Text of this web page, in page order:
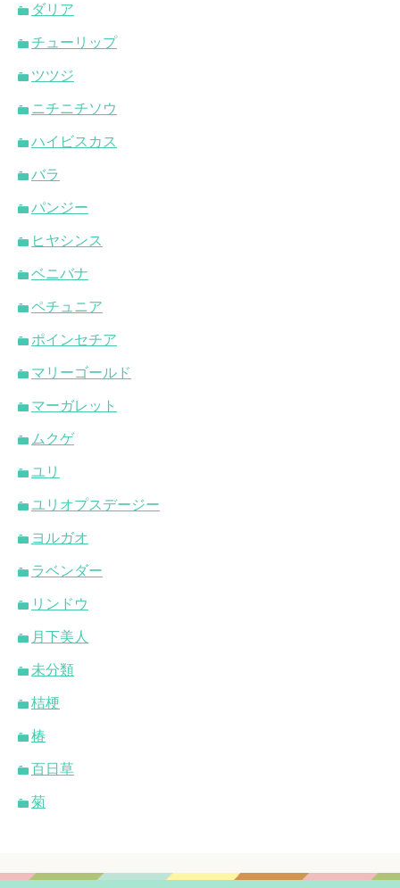
ダリア
チューリップ
ツツジ
ニチニチソウ
ハイビスカス
バラ
パンジー
ヒヤシンス
ベニバナ
ペチュニア
ポインセチア
マリーゴールド
マーガレット
ムクゲ
ユリ
ユリオプスデージー
ヨルガオ
ラベンダー
リンドウ
月下美人
未分類
桔梗
椿
百日草
菊